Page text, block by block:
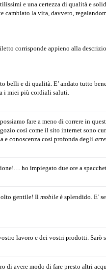
e una certezza di qualità e
cambiato la vita, davvero,
corrisponde appieno alla
belli e di qualità. E’ andato tutto
i miei più cordiali saluti.
fare a meno di correre in
così come il sito internet sono
e conoscenza così profonda degli
ho impiegato due ore a
gentile! Ilmobile è splendido. E’
lavoro e dei vostri prodotti.
di avere modo di fare presto altri